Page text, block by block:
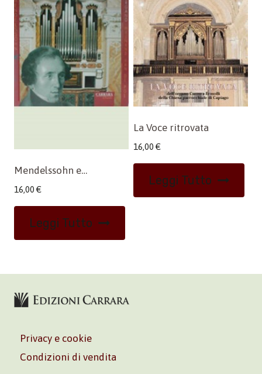
Mendelssohn e…
16,00 €
Leggi Tutto
La Voce ritrovata
16,00 €
Leggi Tutto
Privacy e cookie
Condizioni di vendita